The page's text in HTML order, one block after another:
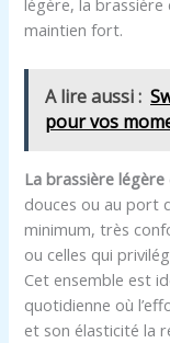
légère, la
maintien fort.
A lire aussi :
pour vos
La brassière légère
douces ou au port
minimum, très
ou celles qui
Cet ensemble est
quotidienne où
et son élasticité la